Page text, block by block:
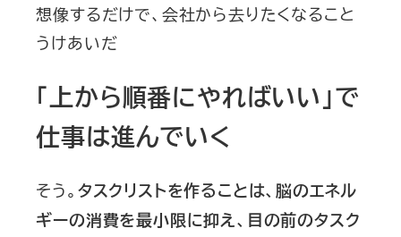
想像するだけで、会社から去りたくなること
うけあいだ
「上から順番にやればいい」で
仕事は進んでいく
そう。タスクリストを作ることは、脳のエネル
ギーの消費を最小限に抑え、目の前のタスク